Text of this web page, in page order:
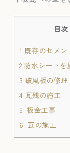
目次
1 既存のセメン
2 防水シートを
3 破風板の修理
4 瓦残の施工
5 板金工事
6 瓦の施工